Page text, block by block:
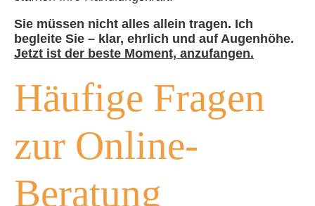
Sie müssen nicht alles allein tragen. Ich
begleite Sie – klar, ehrlich und auf Augenhöhe.
Jetzt ist der beste Moment, anzufangen.
Häufige Fragen
zur Online-
Beratung